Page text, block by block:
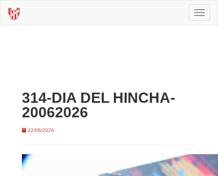
314-DIA DEL HINCHA-
20062026
22/06/2026